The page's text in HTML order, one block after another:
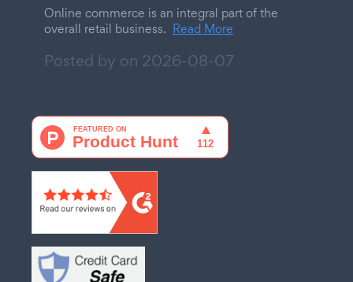
Online commerce is an integral part of the
overall retail business. Read More
Posted by on 2026-08-07